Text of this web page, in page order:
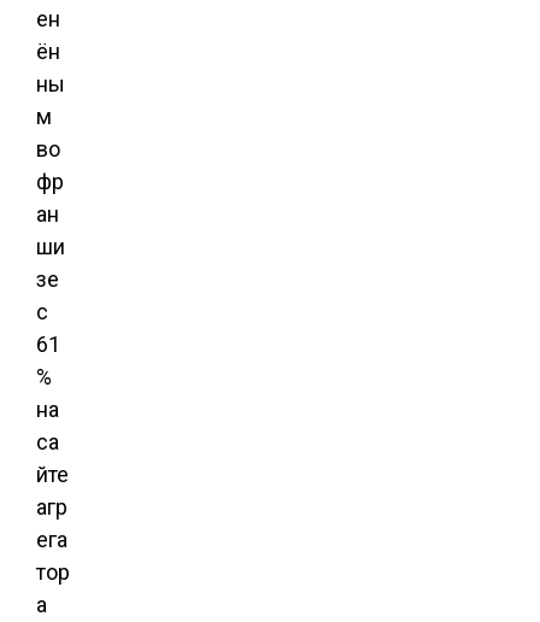
ен
ён
ны
м
во
фр
ан
ши
зе
с
61
%
на
са
йте
агр
ега
тор
а